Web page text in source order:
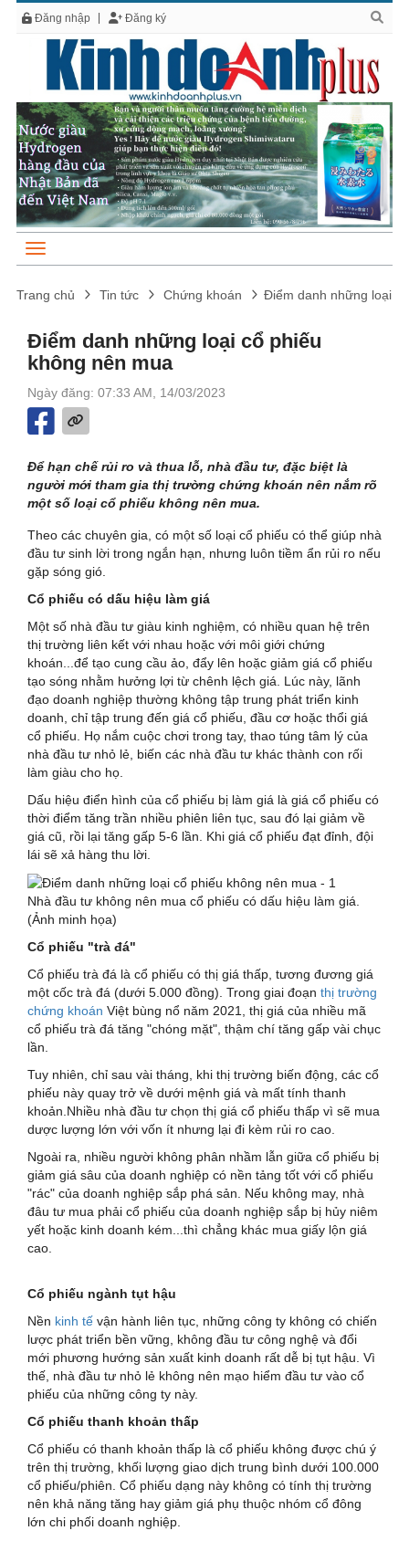
Đăng nhập Đăng ký
Trang chủ Tin tức Chứng khoán Điểm danh những loại
Điểm danh những loại cổ phiếu
không nên mua
Ngày đăng: 07:33 AM, 14/03/2023
Để hạn chế rủi ro và thua lỗ, nhà đầu tư, đặc biệt là
người mới tham gia thị trường chứng khoán nên nắm rõ
một số loại cổ phiếu không nên mua.
Theo các chuyên gia, có một số loại cổ phiếu có thể giúp nhà
đầu tư sinh lời trong ngắn hạn, nhưng luôn tiềm ẩn rủi ro nếu
gặp sóng gió.
Cổ phiếu có dấu hiệu làm giá
Một số nhà đầu tư giàu kinh nghiệm, có nhiều quan hệ trên
thị trường liên kết với nhau hoặc với môi giới chứng
khoán...để tạo cung cầu ảo, đẩy lên hoặc giảm giá cổ phiếu
tạo sóng nhằm hưởng lợi từ chênh lệch giá. Lúc này, lãnh
đạo doanh nghiệp thường không tập trung phát triển kinh
doanh, chỉ tập trung đến giá cổ phiếu, đầu cơ hoặc thổi giá
cổ phiếu. Họ nắm cuộc chơi trong tay, thao túng tâm lý của
nhà đầu tư nhỏ lẻ, biến các nhà đầu tư khác thành con rối
làm giàu cho họ.
Dấu hiệu điển hình của cổ phiếu bị làm giá là giá cổ phiếu có
thời điểm tăng trần nhiều phiên liên tục, sau đó lại giảm về
giá cũ, rồi lại tăng gấp 5-6 lần. Khi giá cổ phiếu đạt đỉnh, đội
lái sẽ xả hàng thu lời.
Nhà đầu tư không nên mua cổ phiếu có dấu hiệu làm giá.
(Ảnh minh họa)
Cổ phiếu "trà đá"
Cổ phiếu trà đá là cổ phiếu có thị giá thấp, tương đương giá
một cốc trà đá (dưới 5.000 đồng). Trong giai đoạn thị trường
chứng khoán Việt bùng nổ năm 2021, thị giá của nhiều mã
cổ phiếu trà đá tăng "chóng mặt", thậm chí tăng gấp vài chục
lần.
Tuy nhiên, chỉ sau vài tháng, khi thị trường biến động, các cổ
phiếu này quay trở về dưới mệnh giá và mất tính thanh
khoản.Nhiều nhà đầu tư chọn thị giá cổ phiếu thấp vì sẽ mua
dược lượng lớn với vốn ít nhưng lại đi kèm rủi ro cao.
Ngoài ra, nhiều người không phân nhầm lẫn giữa cổ phiếu bị
giảm giá sâu của doanh nghiệp có nền tảng tốt với cổ phiếu
"rác" của doanh nghiệp sắp phá sản. Nếu không may, nhà
đâu tư mua phải cổ phiếu của doanh nghiệp sắp bị hủy niêm
yết hoặc kinh doanh kém...thì chẳng khác mua giấy lộn giá
cao.
Cổ phiếu ngành tụt hậu
Nền kinh tế vận hành liên tục, những công ty không có chiến
lược phát triển bền vững, không đầu tư công nghệ và đổi
mới phương hướng sản xuất kinh doanh rất dễ bị tụt hậu. Vì
thế, nhà đầu tư nhỏ lẻ không nên mạo hiểm đầu tư vào cổ
phiếu của những công ty này.
Cổ phiếu thanh khoản thấp
Cổ phiếu có thanh khoản thấp là cổ phiếu không được chú ý
trên thị trường, khối lượng giao dịch trung bình dưới 100.000
cổ phiếu/phiên. Cổ phiếu dạng này không có tính thị trường
nên khả năng tăng hay giảm giá phụ thuộc nhóm cổ đông
lớn chi phối doanh nghiệp.